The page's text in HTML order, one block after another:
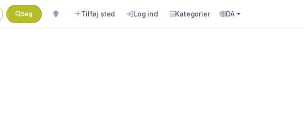
Søg Tilføj sted Log ind Kategorier DA